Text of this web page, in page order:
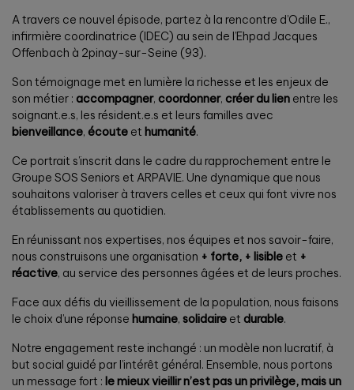
A travers ce nouvel épisode, partez à la rencontre d’Odile E.,
infirmière coordinatrice (IDEC) au sein de l’Ehpad Jacques
Offenbach à 2pinay-sur-Seine (93).
Son témoignage met en lumière la richesse et les enjeux de
son métier : accompagner, coordonner, créer du lien entre les
soignant.e.s, les résident.e.s et leurs familles avec
bienveillance, écoute et humanité.
Ce portrait s’inscrit dans le cadre du rapprochement entre le
Groupe SOS Seniors et ARPAVIE. Une dynamique que nous
souhaitons valoriser à travers celles et ceux qui font vivre nos
établissements au quotidien.
En réunissant nos expertises, nos équipes et nos savoir-faire,
nous construisons une organisation + forte, + lisible et +
réactive, au service des personnes âgées et de leurs proches.
Face aux défis du vieillissement de la population, nous faisons
le choix d’une réponse humaine, solidaire et durable.
Notre engagement reste inchangé : un modèle non lucratif, à
but social guidé par l’intérêt général. Ensemble, nous portons
un message fort : le mieux vieillir n’est pas un privilège, mais un